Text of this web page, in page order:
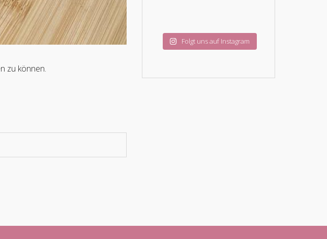
zu können.
Folgt uns auf Instagram